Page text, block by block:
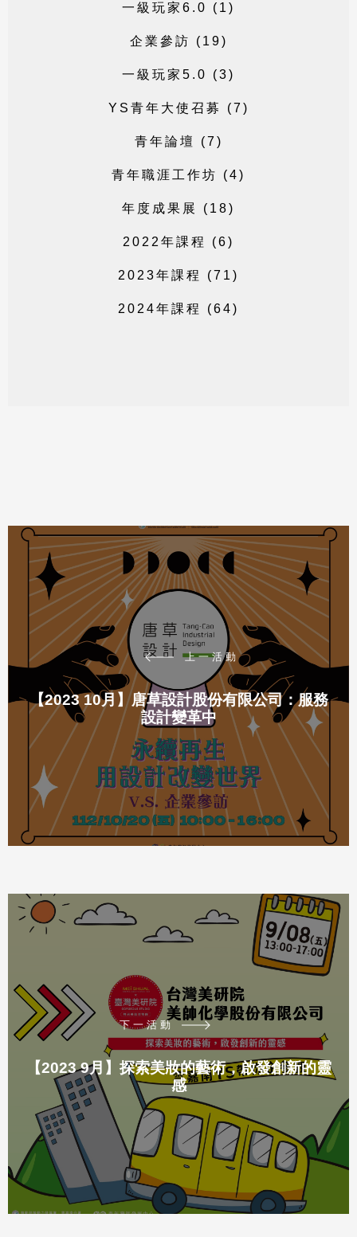
一 級 玩家 6 . 0 ( 1 )
企 業 參 訪 ( 1 9)
一 級 玩家 5 . 0 (3)
Y S 青年 大 使 召 募 (7 )
青年論壇 (7 )
青年職涯 工 作坊 (4)
年 度 成果 展 ( 1 8)
2 0 2 2 年課 程 (6)
2 0 2 3年課 程 (7 1 )
2 0 2 4年課 程 (64)
上一活動
【2023 10月】唐草設計股份有限公司：服務
設計變革中
下一活動
【2023 9月】探索美妝的藝術，啟發創新的靈
感